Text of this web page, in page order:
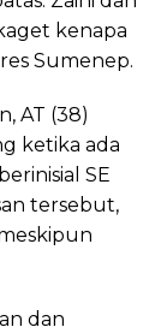
kenapa
Sumenep.
AT (38)
ketika ada
SE
tersebut,
dan